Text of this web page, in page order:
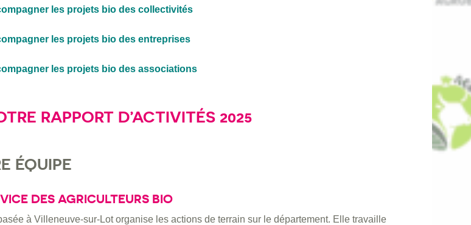
les projets bio des collectivités
les projets bio des entreprises
les projets bio des associations
RAPPORT D’ACTIVITÉS 2025
ÉQUIPE
DES AGRICULTEURS BIO
à Villeneuve-sur-Lot organise les actions de terrain sur le département. Elle travaille